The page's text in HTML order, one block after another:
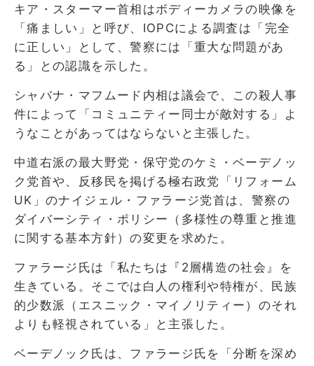
キア・スターマー首相はボディーカメラの映像を
「痛ましい」と呼び、IOPCによる調査は「完全
に正しい」として、警察には「重大な問題があ
る」との認識を示した。
シャバナ・マフムード内相は議会で、この殺人事
件によって「コミュニティー同士が敵対する」よ
うなことがあってはならないと主張した。
中道右派の最大野党・保守党のケミ・ベーデノッ
ク党首や、反移民を掲げる極右政党「リフォーム
UK」のナイジェル・ファラージ党首は、警察の
ダイバーシティ・ポリシー（多様性の尊重と推進
に関する基本方針）の変更を求めた。
ファラージ氏は「私たちは『2層構造の社会』を
生きている。そこでは白人の権利や特権が、民族
的少数派（エスニック・マイノリティー）のそれ
よりも軽視されている」と主張した。
ベーデノック氏は、ファラージ氏を「分断を深め